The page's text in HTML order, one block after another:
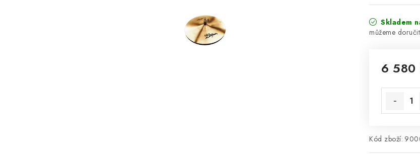
Skladem
6 580
Kód zboží: